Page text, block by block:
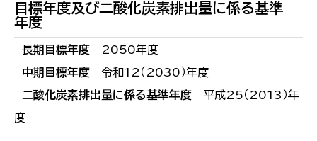
目標年度及び二酸化炭素排出量に係る基準
年度
長期目標年度 2050年度
中期目標年度 令和12（2030）年度
二酸化炭素排出量に係る基準年度 平成25（2013）年
度